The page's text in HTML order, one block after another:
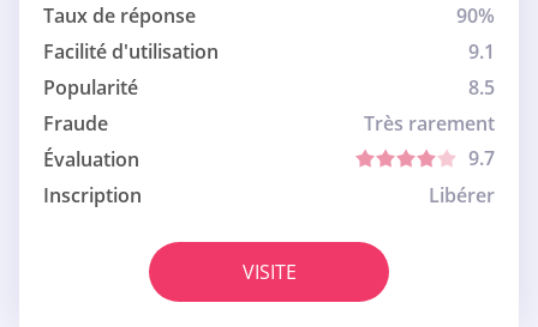
Taux de réponse
90%
Facilité d'utilisation
9.1
Popularité
8.5
Fraude
Très rarement
Évaluation
9.7
Inscription
Libérer
VISITE